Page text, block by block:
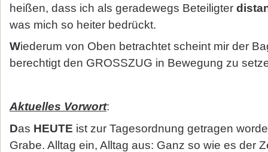
heißen, dass ich als geradewegs Beteiligter
was mich so heiter bedrückt.
Wiederum von Oben betrachtet scheint mir der
berechtigt den GROSSZUG in Bewegung zu
Aktuelles Vorwort:
Das HEUTE ist zur Tagesordnung getragen
Grabe. Alltag ein, Alltag aus: Ganz so wie es der